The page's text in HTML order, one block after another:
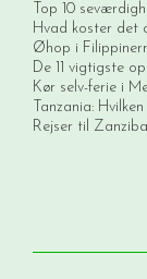
Top 10
Hvad koster det
Øhop i
De 11 vigtigste
Kør selv-ferie i
Tanzania:
Rejser til